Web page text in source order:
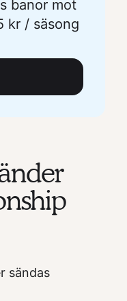
banor mot
kr / säsong
sändas